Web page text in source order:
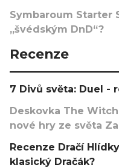
Symbaroum Starter
„švédským DnD“?
Recenze
7 Divů světa: Duel -
Deskovka The
nové hry ze světa
Recenze Dračí
klasický Dračák?